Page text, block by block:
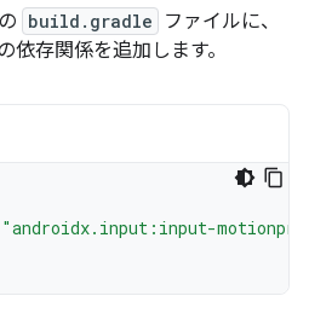
build.gradle
ファイルに、
依存関係を追加します。
"androidx.input:input-